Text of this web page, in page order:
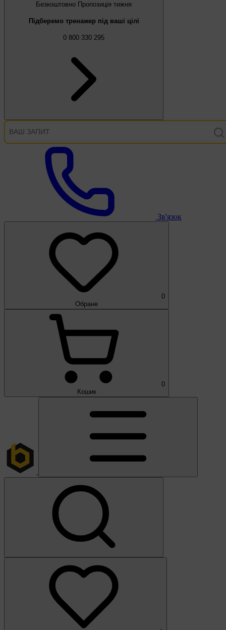
Безкоштовно Пропозиція тижня
Підберемо тренажер під ваші цілі
0 800 330 295
Зв'язок
0
Обране
0
Кошик